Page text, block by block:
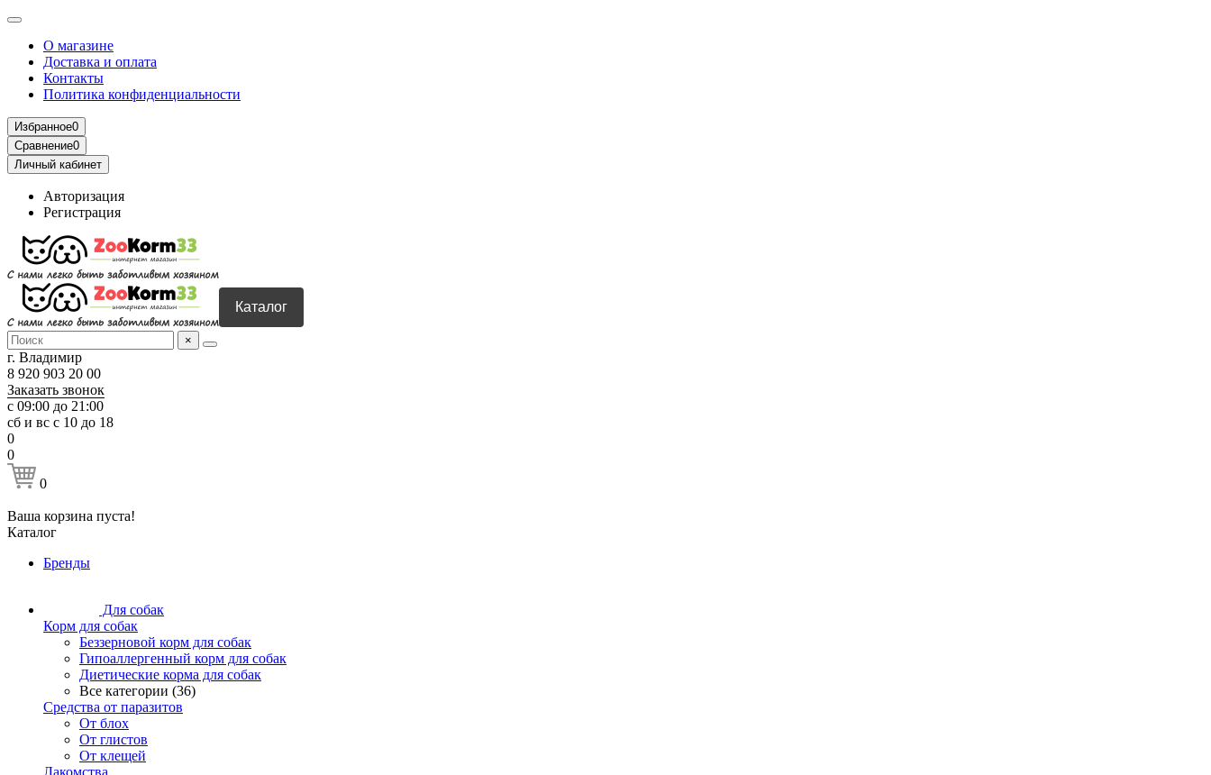
О магазине
Доставка и оплата
Контакты
Политика конфиденциальности
Избранное0
Сравнение0
Личный кабинет
Авторизация
Регистрация
Каталог
×
г. Владимир
8 920 903 20 00
Заказать звонок
с 09:00 до 21:00
сб и вс с 10 до 18
0
0
0
Ваша корзина пуста!
Каталог
Бренды
Для собак
Корм для собак
Беззерновой корм для собак
Гипоаллергенный корм для собак
Диетические корма для собак
Все категории (36)
Средства от паразитов
От блох
От глистов
От клещей
Лакомства